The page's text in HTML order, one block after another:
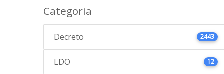
Categoria
Decreto 2443
LDO 12